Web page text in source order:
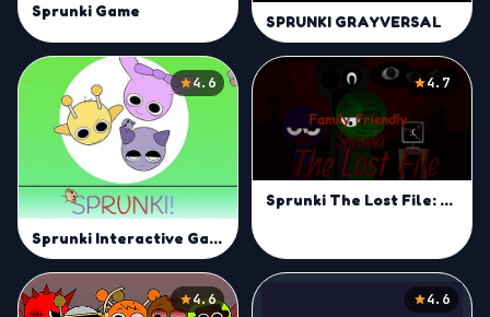
Sprunki Game
SPRUNKI GRAYVERSAL
4.6
Sprunki Interactive Game
4.7
Sprunki The Lost File: Family Friendly
4.6 4.6